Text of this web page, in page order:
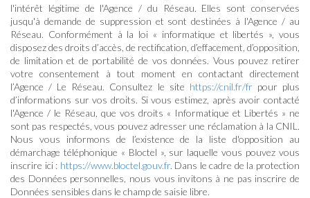
l'intérêt légitime de l'Agence / du Réseau. Elles sont conservées
jusqu'à demande de suppression et sont destinées à l'Agence / au
Réseau. Conformément à la loi « informatique et libertés », vous
disposez des droits d’accès, de rectification, d’effacement, d’opposition,
de limitation et de portabilité de vos données. Vous pouvez retirer
votre consentement à tout moment en contactant directement
l’Agence / Le Réseau. Consultez le site https://cnil.fr/frpour plus
d’informations sur vos droits. Si vous estimez, après avoir contacté
l'Agence / le Réseau, que vos droits « Informatique et Libertés » ne
sont pas respectés, vous pouvez adresser une réclamation à la CNIL.
Nous vous informons de l’existence de la liste d'opposition au
démarchage téléphonique « Bloctel », sur laquelle vous pouvez vous
inscrire ici : https://www.bloctel.gouv.fr. Dans le cadre de la protection
des Données personnelles, nous vous invitons à ne pas inscrire de
Données sensibles dans le champ de saisie libre.